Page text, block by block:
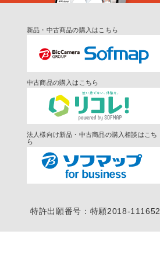
新品・中古商品の購入はこちら
中古商品の購入はこちら
法人様向け新品・中古商品の購入相談はこち
ら
特許出願番号：特願2018-111652